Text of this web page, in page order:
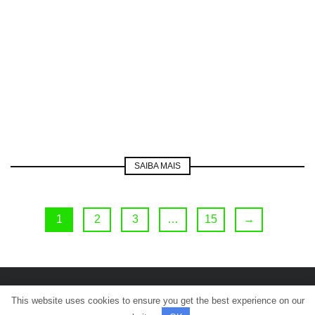
SAIBA MAIS
1 2 3 … 15 →
This website uses cookies to ensure you get the best experience on our